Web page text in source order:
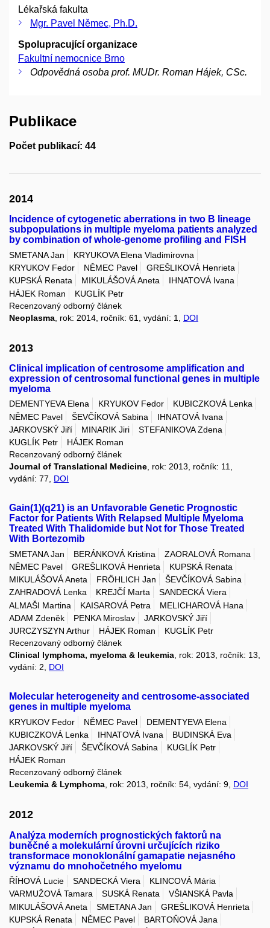
Lékařská fakulta
Mgr. Pavel Němec, Ph.D.
Spolupracující organizace
Fakultní nemocnice Brno
Odpovědná osoba prof. MUDr. Roman Hájek, CSc.
Publikace
Počet publikací: 44
2014
Incidence of cytogenetic aberrations in two B lineage
subpopulations in multiple myeloma patients analyzed
by combination of whole-genome profiling and FISH
SMETANA Jan
KRYUKOVA Elena Vladimirovna
KRYUKOV Fedor
NĚMEC Pavel
GREŠLIKOVÁ Henrieta
KUPSKÁ Renata
MIKULÁŠOVÁ Aneta
IHNATOVÁ Ivana
HÁJEK Roman
KUGLÍK Petr
Recenzovaný odborný článek
Neoplasma , rok: 2014, ročník: 61, vydání: 1, DOI
2013
Clinical implication of centrosome amplification and
expression of centrosomal functional genes in multiple
myeloma
DEMENTYEVA Elena KRYUKOV Fedor
KUBICZKOVÁ Lenka
NĚMEC Pavel
ŠEVČÍKOVÁ Sabina
IHNATOVÁ Ivana
JARKOVSKÝ Jiří
MINARIK Jiri
STEFANIKOVA Zdena
KUGLÍK Petr
HÁJEK Roman
Recenzovaný odborný článek
Journal of Translational Medicine, rok: 2013, ročník: 11,
vydání: 77, DOI
Gain(1)(q21) is an Unfavorable Genetic Prognostic
Factor for Patients With Relapsed Multiple Myeloma
Treated With Thalidomide but Not for Those Treated
With Bortezomib
SMETANA Jan BERÁNKOVÁ Kristina
ZAORALOVÁ Romana
NĚMEC Pavel
GREŠLIKOVÁ Henrieta
KUPSKÁ Renata
MIKULÁŠOVÁ Aneta
FRÖHLICH Jan
ŠEVČÍKOVÁ Sabina
ZAHRADOVÁ Lenka
KREJČÍ Marta
SANDECKÁ Viera
ALMAŠI Martina
KAISAROVÁ Petra
MELICHAROVÁ Hana
ADAM Zdeněk
PENKA Miroslav
JARKOVSKÝ Jiří
JURCZYSZYN Arthur
HÁJEK Roman
KUGLÍK Petr
Recenzovaný odborný článek
Clinical lymphoma, myeloma & leukemia, rok: 2013, ročník: 13,
vydání: 2, DOI
Molecular heterogeneity and centrosome-associated
genes in multiple myeloma
KRYUKOV Fedor NĚMEC Pavel
DEMENTYEVA Elena
KUBICZKOVÁ Lenka
IHNATOVÁ Ivana
BUDINSKÁ Eva
JARKOVSKÝ Jiří
ŠEVČÍKOVÁ Sabina
KUGLÍK Petr
HÁJEK Roman
Recenzovaný odborný článek
Leukemia & Lymphoma, rok: 2013, ročník: 54, vydání: 9, DOI
2012
Analýza moderních prognostických faktorů na
buněčné a molekulární úrovni určujících riziko
transformace monoklonální gamapatie nejasného
významu do mnohočetného myelomu
ŘÍHOVÁ Lucie SANDECKÁ Viera
KLINCOVÁ Mária
VARMUŽOVÁ Tamara
SUSKÁ Renata
VŠIANSKÁ Pavla
MIKULÁŠOVÁ Aneta
SMETANA Jan
GREŠLIKOVÁ Henrieta
KUPSKÁ Renata
NĚMEC Pavel
BARTOŇOVÁ Jana